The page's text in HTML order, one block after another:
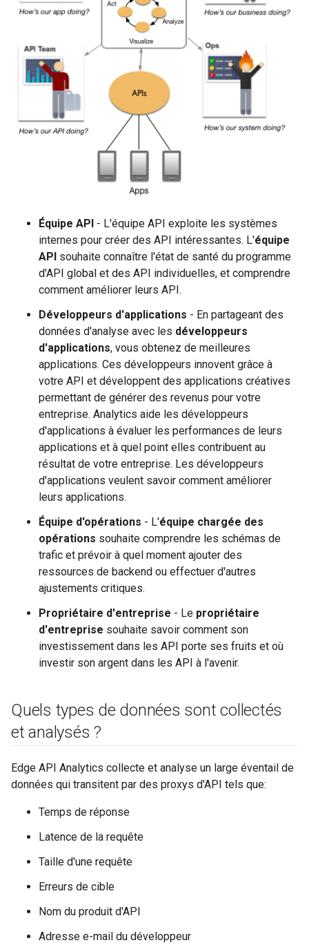
Équipe API - L'équipe API exploite les systèmes
internes pour créer des API intéressantes. L'équipe
API souhaite connaître l'état de santé du programme
d'API global et des API individuelles, et comprendre
comment améliorer leurs API.
Développeurs d'applications - En partageant des
données d'analyse avec les développeurs
d'applications, vous obtenez de meilleures
applications. Ces développeurs innovent grâce à
votre API et développent des applications créatives
permettant de générer des revenus pour votre
entreprise. Analytics aide les développeurs
d'applications à évaluer les performances de leurs
applications et à quel point elles contribuent au
résultat de votre entreprise. Les développeurs
d'applications veulent savoir comment améliorer
leurs applications.
Équipe d'opérations - L'équipe chargée des
opérations souhaite comprendre les schémas de
trafic et prévoir à quel moment ajouter des
ressources de backend ou effectuer d'autres
ajustements critiques.
Propriétaire d'entreprise - Le propriétaire
d'entreprise souhaite savoir comment son
investissement dans les API porte ses fruits et où
investir son argent dans les API à l'avenir.
Quels types de données sont collectés
et analysés ?
Edge API Analytics collecte et analyse un large éventail de
données qui transitent par des proxys d'API tels que:
Temps de réponse
Latence de la requête
Taille d'une requête
Erreurs de cible
Nom du produit d'API
Adresse e-mail du développeur